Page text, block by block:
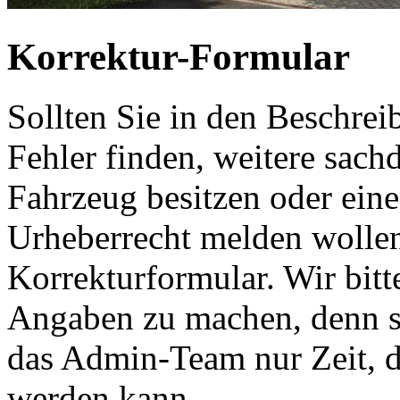
Korrektur-Formular
Sollten Sie in den
Fehler finden, weitere
Fahrzeug besitzen oder
Urheberrecht melden
Korrekturformular. Wir
Angaben zu machen,
das Admin-Team nur Zeit,